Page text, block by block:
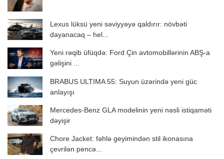
Lexus lüksü yeni səviyyəyə qaldırır: növbəti
dayanacaq – hel...
Yeni rəqib üfüqdə: Ford Çin avtomobillərinin ABŞ-a
gəlişini ...
BRABUS ULTIMA 55: Suyun üzərində yeni güc
anlayışı
Mercedes-Benz GLA modelinin yeni nəsli istiqaməti
dəyişir
Chore Jacket: fəhlə geyimindən stil ikonasına
çevrilən pencə...